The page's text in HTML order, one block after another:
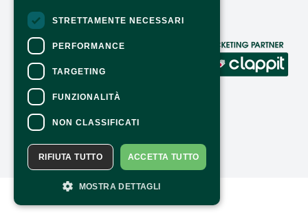
CONTACTS
For information and support in purchasing
ticketsClick here
For information on the program and the
event, contact the organizer.
Accessibility statement
STRETTAMENTE NECESSARI
PERFORMANCE
TARGETING
FUNZIONALITÀ
NON CLASSIFICATI
ACCETTA TUTTO
RIFIUTA TUTTO
MOSTRA DETTAGLI